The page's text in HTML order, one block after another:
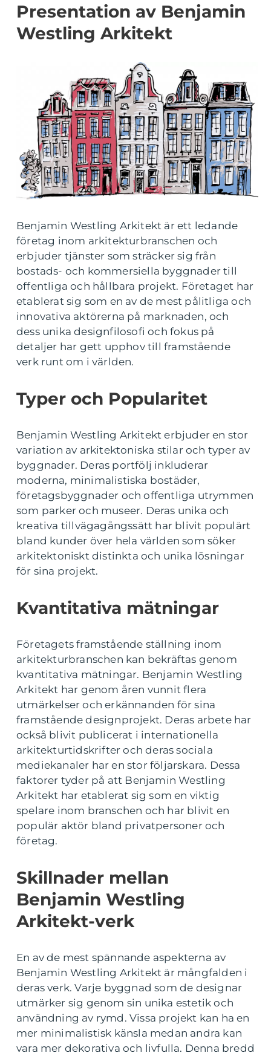
Presentation av Benjamin
Westling Arkitekt
Benjamin Westling Arkitekt är ett ledande
företag inom arkitekturbranschen och
erbjuder tjänster som sträcker sig från
bostads- och kommersiella byggnader till
offentliga och hållbara projekt. Företaget har
etablerat sig som en av de mest pålitliga och
innovativa aktörerna på marknaden, och
dess unika designfilosofi och fokus på
detaljer har gett upphov till framstående
verk runt om i världen.
Typer och Popularitet
Benjamin Westling Arkitekt erbjuder en stor
variation av arkitektoniska stilar och typer av
byggnader. Deras portfölj inkluderar
moderna, minimalistiska bostäder,
företagsbyggnader och offentliga utrymmen
som parker och museer. Deras unika och
kreativa tillvägagångssätt har blivit populärt
bland kunder över hela världen som söker
arkitektoniskt distinkta och unika lösningar
för sina projekt.
Kvantitativa mätningar
Företagets framstående ställning inom
arkitekturbranschen kan bekräftas genom
kvantitativa mätningar. Benjamin Westling
Arkitekt har genom åren vunnit flera
utmärkelser och erkännanden för sina
framstående designprojekt. Deras arbete har
också blivit publicerat i internationella
arkitekturtidskrifter och deras sociala
mediekanaler har en stor följarskara. Dessa
faktorer tyder på att Benjamin Westling
Arkitekt har etablerat sig som en viktig
spelare inom branschen och har blivit en
populär aktör bland privatpersoner och
företag.
Skillnader mellan
Benjamin Westling
Arkitekt-verk
En av de mest spännande aspekterna av
Benjamin Westling Arkitekt är mångfalden i
deras verk. Varje byggnad som de designar
utmärker sig genom sin unika estetik och
användning av rymd. Vissa projekt kan ha en
mer minimalistisk känsla medan andra kan
vara mer dekorativa och livfulla. Denna bredd